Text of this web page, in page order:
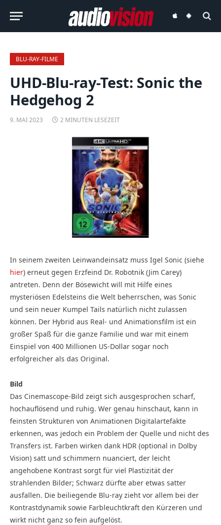
audiovisionaudiovision
BLU-RAY-FILME
UHD-Blu-ray-Test: Sonic the
Hedgehog 2
9. MAI 2023 2 MINUTEN LESEZEIT
In seinem zweiten Leinwandeinsatz muss Igel Sonic (siehe
hier) erneut gegen Erzfeind Dr. Robotnik (Jim Carey)
antreten. Denn der Bösewicht will mit Hilfe eines
mysteriösen Edelsteins die Welt beherrschen, was Sonic
und sein neuer Kumpel Tails natürlich nicht zulassen
können. Der Hybrid aus Real- und Animationsfilm ist ein
großer Spaß für die ganze Familie und war mit einem
Einspiel von 400 Millionen US-Dollar sogar noch
erfolgreicher als das Original.
Bild
Das Cinemascope-Bild zeigt sich ausgesprochen scharf,
hochauflösend und ruhig. Wer genau hinschaut, kann in
feinsten Strukturen von Animationen Digitalartefakte
erkennen, was jedoch ein Problem der Quelle und nicht des
Transfers ist. Farben wirken dank HDR (optional in Dolby
Vision) satt und schimmern nuanciert, der leicht
angehobene Kontrast sorgt für viel Plastizität der
strahlenden Bilder; Schwarz dürfte aber etwas satter
ausfallen. Die beiliegende Blu-ray zieht vor allem bei der
Kontrastdynamik sowie Farbleuchtkraft den Kürzeren und
wirkt nicht ganz so fein aufgelöst.